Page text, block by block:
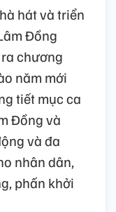
hát và triển
Đồng
chương
năm mới
tiết mục ca
Đồng và
và đa
nhân dân,
phấn khởi